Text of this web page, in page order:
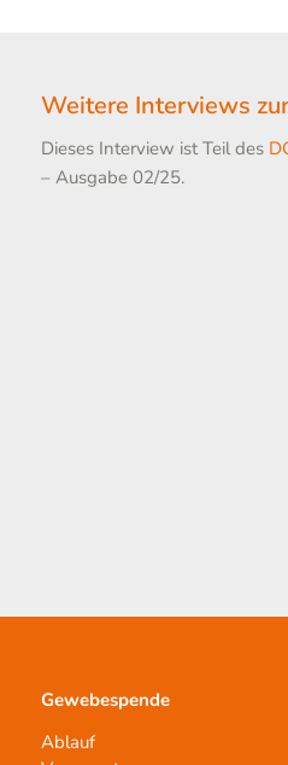
Weitere Interviews
Dieses Interview ist Teil des
– Ausgabe 02/25.
Gewebespende
Ablauf